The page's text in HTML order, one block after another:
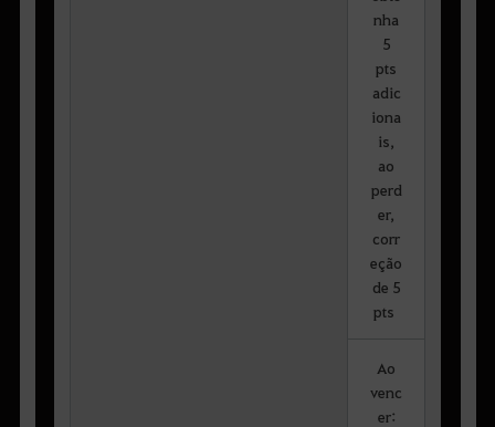
nha
5
pts
adic
iona
is,
ao
perd
er,
corr
eção
de 5
pts
Ao
venc
er: